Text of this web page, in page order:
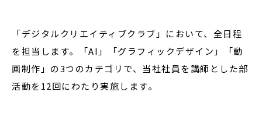
「デジタルクリエイティブクラブ」において、全日程
を担当します。「AI」「グラフィックデザイン」「動
画制作」の3つのカテゴリで、当社社員を講師とした部
活動を12回にわたり実施します。